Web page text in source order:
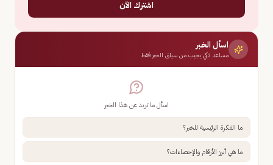
اشترك الآن
اسأل الخبر
مساعد ذكي يجيب من سياق الخبر فقط
اسأل ما تريد عن هذا الخبر
ما الفكرة الرئيسية للخبر؟
ما هي أبرز الأرقام والإحصاءات؟